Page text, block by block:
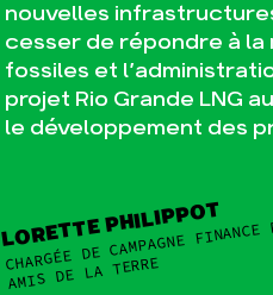
nouvelles
cesser de répondre à
fossiles et
projet Rio Grande LNG
le développement des
LORETTE PHILIPPOT
CHARGÉE DE CAMPAGNE
AMIS DE LA TERRE